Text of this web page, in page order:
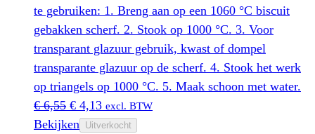
te gebruiken: 1. Breng aan op een 1060 °C biscuit
gebakken scherf. 2. Stook op 1000 °C. 3. Voor
transparant glazuur gebruik, kwast of dompel
transparante glazuur op de scherf. 4. Stook het werk
op triangels op 1000 °C. 5. Maak schoon met water.
€6,55 Oorspronkelijke
prijs
€ 4,13Huidige
prijs
excl. BTW
Bekijken Uitverkocht